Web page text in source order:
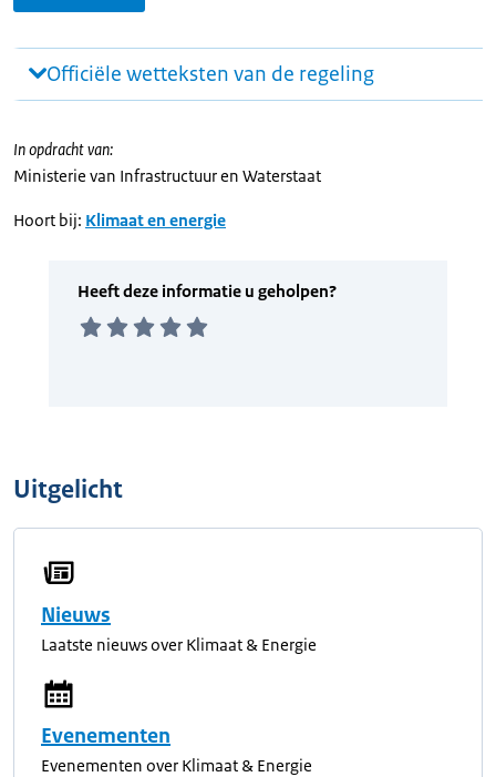
Officiële wetteksten van de regeling
In opdracht van:
Ministerie van Infrastructuur en Waterstaat
Hoort bij: Klimaat en energie
Uitgelicht
Nieuws
Laatste nieuws over Klimaat & Energie
Evenementen
Evenementen over Klimaat & Energie